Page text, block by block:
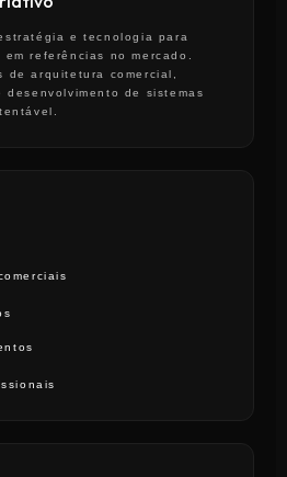
e tecnologia para
referências no mercado.
de arquitetura comercial,
desenvolvimento de sistemas